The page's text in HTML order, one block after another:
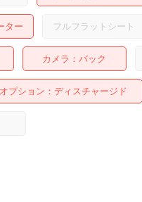
ター フルフラットシート
カメラ バック
プション ディスチャージド